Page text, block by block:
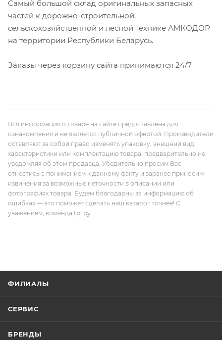
Самый большой склад оригинальных запасных
частей к дорожно-строительной,
сельскохозяйственной и лесной технике АМКОДОР
на территории Республики Беларусь.
Заказы через корзину сайта принимаются 24/7
Вся информация о товаре на сайте предоставлена для
ознакомления и не является публичной офертой. Производители
оставляют за собой право изменять упаковку, внешний вид,
характеристики или комплектацию товара, предварительно не
уведомляя об этом продавца. Убедительно просим Вас
отнестись с пониманием к данному факту и заранее приносим
извинения за возможные неточности в описании или
фотографиях товара. Будем благодарны за информацию об
ошибках — это поможет сделать наш каталог точнее! С
уважением, команда tpi.by.
ФИЛИАЛЫ
СЕРВИС
БРЕНДЫ